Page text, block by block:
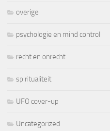
overige
psychologie en mind control
recht en onrecht
spiritualiteit
UFO cover-up
Uncategorized